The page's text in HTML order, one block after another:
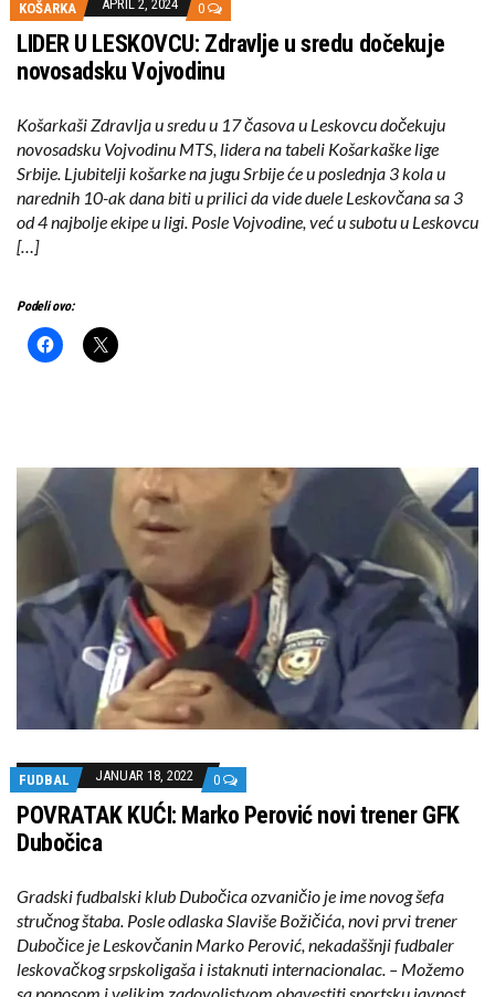
KOŠARKA APRIL 2, 2024 0
LIDER U LESKOVCU: Zdravlje u sredu dočekuje
novosadsku Vojvodinu
Košarkaši Zdravlja u sredu u 17 časova u Leskovcu dočekuju
novosadsku Vojvodinu MTS, lidera na tabeli Košarkaške lige
Srbije. Ljubitelji košarke na jugu Srbije će u poslednja 3 kola u
narednih 10-ak dana biti u prilici da vide duele Leskovčana sa 3
od 4 najbolje ekipe u ligi. Posle Vojvodine, već u subotu u Leskovcu
[…]
Podeli ovo:
FUDBAL JANUAR 18, 2022 0
POVRATAK KUĆI: Marko Perović novi trener GFK
Dubočica
Gradski fudbalski klub Dubočica ozvaničio je ime novog šefa
stručnog štaba. Posle odlaska Slaviše Božičića, novi prvi trener
Dubočice je Leskovčanin Marko Perović, nekadaššnji fudbaler
leskovačkog srpskoligaša i istaknuti internacionalac. – Možemo
sa ponosom i velikim zadovoljstvom obavestiti sportsku javnost